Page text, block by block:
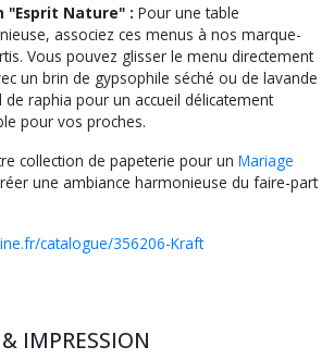
"Esprit Nature" : Pour une table
associez ces menus à nos marque-
Vous pouvez glisser le menu directement
un brin de gypsophile séché ou de lavande
raphia pour un accueil délicatement
pour vos proches.
collection de papeterie pour un Mariage
une ambiance harmonieuse du faire-part
catalogue/356206-Kraft
IMPRESSION